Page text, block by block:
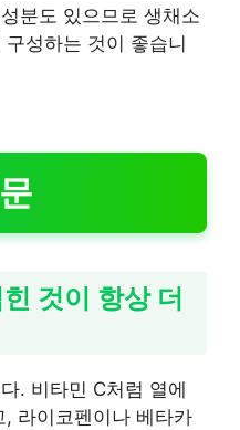
분도 있으므로 생채소
성하는 것이 좋습니
것이 항상 더
. 비타민 C처럼 열에
라이코펜이나 베타카